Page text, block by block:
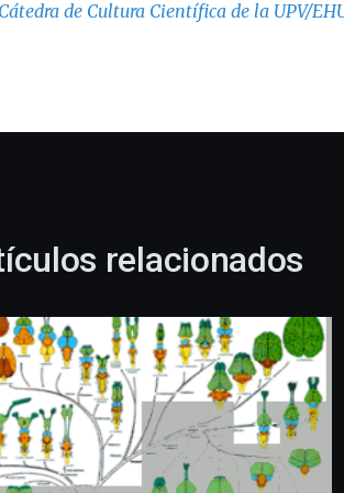
Cátedra de Cultura Científica de la UPV/
relacionados